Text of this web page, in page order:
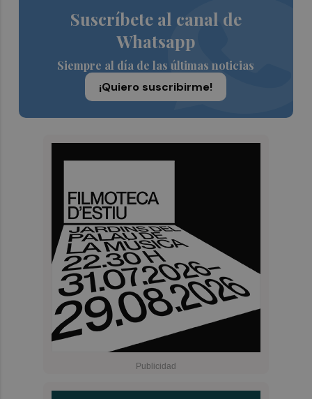
Suscríbete al canal de
Whatsapp
Siempre al día de las últimas noticias
¡Quiero suscribirme!